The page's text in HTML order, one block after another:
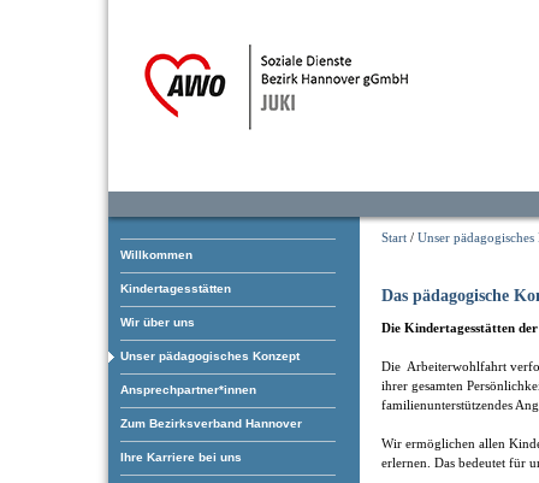
Willkommen
Kindertagesstätten
Wir über uns
Unser pädagogisches Konzept
Ansprechpartner*innen
Zum Bezirksverband Hannover
Ihre Karriere bei uns
Start / Unser
Das pädagogische
Die Kindertagesstätten
Die Arbeiterwohlfahrt
ihrer gesamten
familienunterstützendes
Wir ermöglichen allen
erlernen. Das bedeutet für